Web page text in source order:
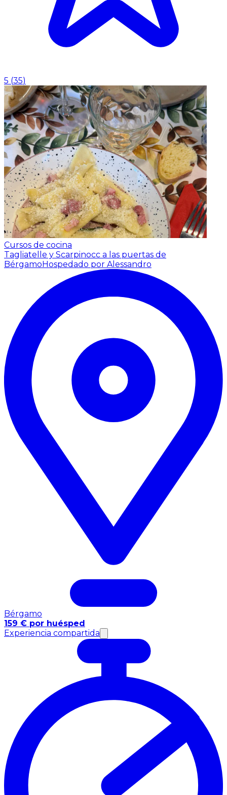
5 (35)
Cursos de cocina
Tagliatelle y Scarpinocc a las puertas de
Bérgamo Hospedado por Alessandro
Bérgamo
159 € por huésped
Experiencia compartida